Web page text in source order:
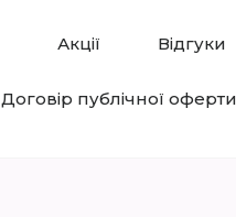
Акції Відгуки
Договір публічної оферти